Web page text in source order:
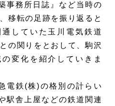
事務所日誌』など当時の
移転の足跡を振り返ると
していた玉川電気鉄道
の関りをとおして、駒沢
変化を紹介していきま
電鉄(株)の格別の計らい
駅舎上屋などの鉄道関連